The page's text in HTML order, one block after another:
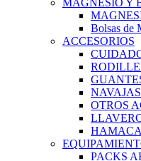
MAGNESIO Y
Bolsas de
ACCESORIOS
NAVAJAS
OTROS
PACKS